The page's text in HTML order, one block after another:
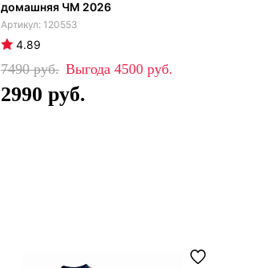
домашняя ЧМ 2026
120553
4.89
7490 4500
2990